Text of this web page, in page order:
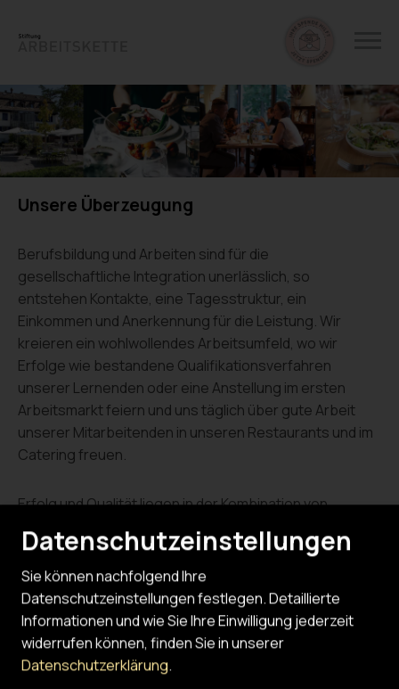
Unsere Überzeugung
Berufsbildung und Arbeiten sind für die
gesellschaftliche Integration unerlässlich, so
entstehen Kontakte, eine Tagesstruktur, ein
Einkommen und Anerkennung für die Leistung. Wir
kreieren ein wohlwollendes Arbeitsumfeld, wo wir
Erfolge wie bestandene Qualifikationsverfahren
unserer Lernenden oder eine Anstellung im ersten
Arbeitsmarkt feiern und uns täglich über gute Arbeit
unserer Mitarbeitenden in unseren Restaurants und im
Catering freuen.
Erfolg und Qualität liegen in der Kombination von
Gastronomie- und Integrationsprofis und der Freude
und Überzeugung, dass Genuss und soziales
Engagement gut zusammenpassen.
Datenschutzeinstellungen
Sie können nachfolgend Ihre
Datenschutzeinstellungen festlegen.Detaillierte
Informationen und wie Sie Ihre Einwilligung jederzeit
widerrufen können, finden Sie in unserer
Datenschutzerklärung.